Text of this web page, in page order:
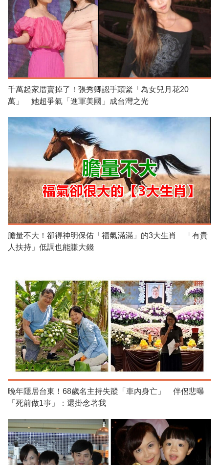
千萬起家厝賣掉了！張秀卿認手頭緊「為女兒月花20
萬」 她超爭氣「進軍美國」成台灣之光
膽量不大！卻得神明保佑「福氣滿滿」的3大生肖 「有貴
人扶持」低調也能賺大錢
晚年隱居台東！68歲名主持失蹤「車內身亡」 伴侶悲曝
「死前做1事」：還掛念著我